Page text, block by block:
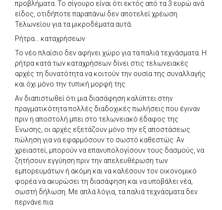
προβλήματα. Το σίγουρο είναι ότι εκτός από τα 3 ευρώ ανά
είδος, οτιδήποτε παραπάνω δεν αποτελεί χρέωση
Τελωνείου για τα μικροδέματα αυτά.
Ρήτρα… καταχρήσεων
Το νέο πλαίσιο δεν αφήνει χώρο για τα παλιά τεχνάσματα. Η
ρήτρα κατά των καταχρήσεων δίνει στις τελωνειακές
αρχές τη δυνατότητα να κοιτούν την ουσία της συναλλαγής
και όχι μόνο την τυπική μορφή της.
Αν διαπιστωθεί ότι μια διασάφηση καλύπτει στην
πραγματικότητα πολλές διαδοχικές πωλήσεις που έγιναν
πριν η αποστολή μπει στο τελωνειακό έδαφος της
Ένωσης, οι αρχές εξετάζουν μόνο την εξ αποστάσεως
πώληση για να εφαρμόσουν το σωστό καθεστώς. Αν
χρειαστεί, μπορούν να επανυπολογίσουν τους δασμούς, να
ζητήσουν εγγύηση πριν την απελευθέρωση των
εμπορευμάτων ή ακόμη και να καλέσουν τον οικονομικό
φορέα να ακυρώσει τη διασάφηση και να υποβάλει νέα,
σωστή δήλωση. Με απλά λόγια, τα παλιά τεχνάσματα δεν
περνάνε πια.